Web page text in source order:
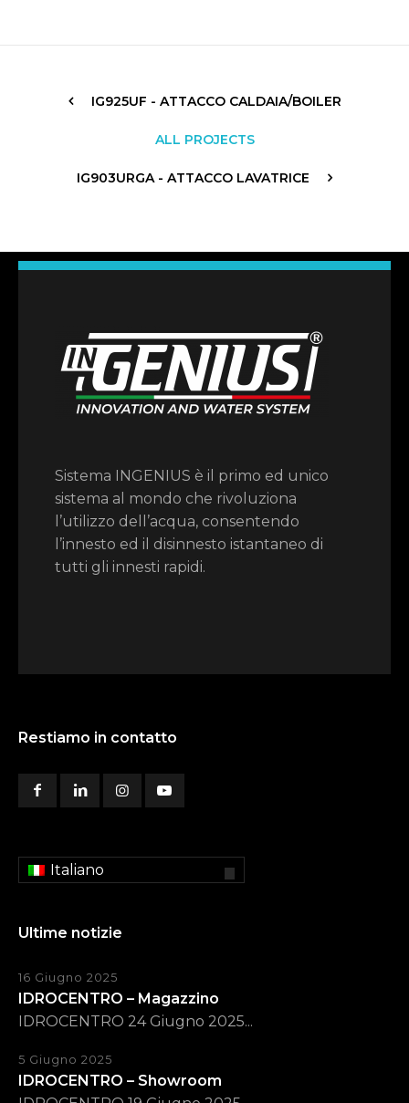
IG925UF - ATTACCO CALDAIA/BOILER
ALL PROJECTS
IG903URGA - ATTACCO LAVATRICE
Sistema INGENIUS è il primo ed unico
sistema al mondo che rivoluziona
l’utilizzo dell’acqua, consentendo
l’innesto ed il disinnesto istantaneo di
tutti gli innesti rapidi.
Restiamo in contatto
Italiano
Ultime notizie
16 Giugno 2025
IDROCENTRO – Magazzino
IDROCENTRO 24 Giugno 2025...
5 Giugno 2025
IDROCENTRO – Showroom